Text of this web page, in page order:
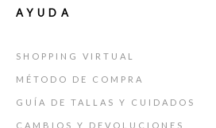
AYUDA
SHOPPING VIRTUAL
MÉTODO DE COMPRA
GUÍA DE TALLAS Y CUIDADOS
CAMBIOS Y DEVOLUCIONES